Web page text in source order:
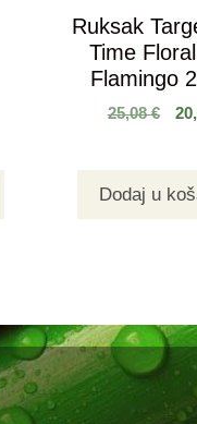
Ruksak
Time
Flamingo
25,08€
Dodaj u